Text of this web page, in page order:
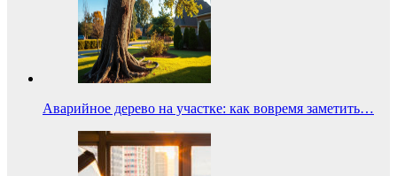
Аварийное дерево на участке: как вовремя заметить…